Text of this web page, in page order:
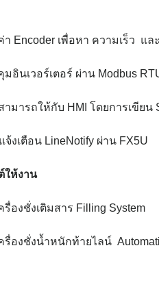
Encoder เพื่อหา ความเร็ว แล
อินเวอร์เตอร์ ผ่าน Modbus
ามารถให้กับ HMI โดยการเขียน
จ้งเตือน LineNotify ผ่าน FX5U
ให้งาน
รื่องชั่งเติมสาร Filling System
รื่องชั่งน้ำหนักท้ายไลน์